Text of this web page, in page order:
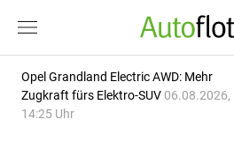
Opel Grandland Electric AWD: Mehr
Zugkraft fürs Elektro-SUV 06.08.2026,
14:25 Uhr